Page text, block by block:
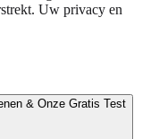
Uw privacy en
& Onze Gratis Test